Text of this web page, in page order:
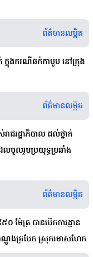
ព័ត៌មានលម្អិត
ក្នុងករណីឆក់កាបូប នៅក្រុង
ព័ត៌មានលម្អិត
ជរដ្ឋាភិបាល ដល់ថ្នាក់
លចូលរួមប្រយុទ្ធប្រឆាំង
ព័ត៌មានលម្អិត
ម៉ែត្រ បានបើកការដ្ឋាន
ងត្របែក ស្រុករមាសហែក